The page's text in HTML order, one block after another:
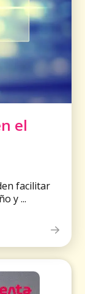
el
facilitar
y ...